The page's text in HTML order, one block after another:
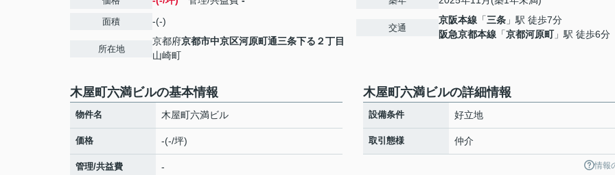
面積 -(-)
所在地
京都府京都市中京区河原町通三条下る２丁目
山崎町
交通
京阪本線 「三条 」駅 徒歩7分
阪急京都本線 「京都河原町」駅 徒歩6分
木屋町六満ビルの基本情報
物件名 木屋町六満ビル
価格 -(-/坪)
管理/共益費 -
木屋町六満ビルの詳細情報
設備条件 好立地
取引態様 仲介
情報